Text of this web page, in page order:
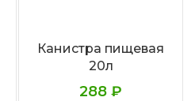
Канистра пищевая
20л
288 ₽